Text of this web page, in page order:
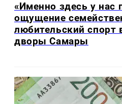
«Именно здесь у нас
ощущение
любительский спорт
дворы Самары